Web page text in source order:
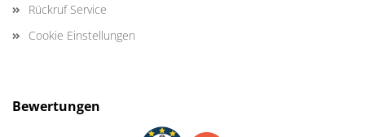
Rückruf Service
Cookie Einstellungen
Bewertungen